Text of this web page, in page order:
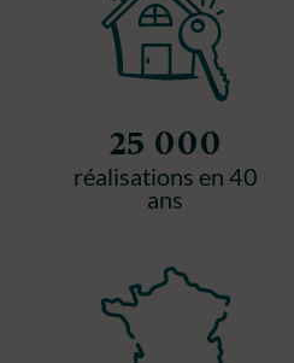
25 000
réalisations en 40
ans